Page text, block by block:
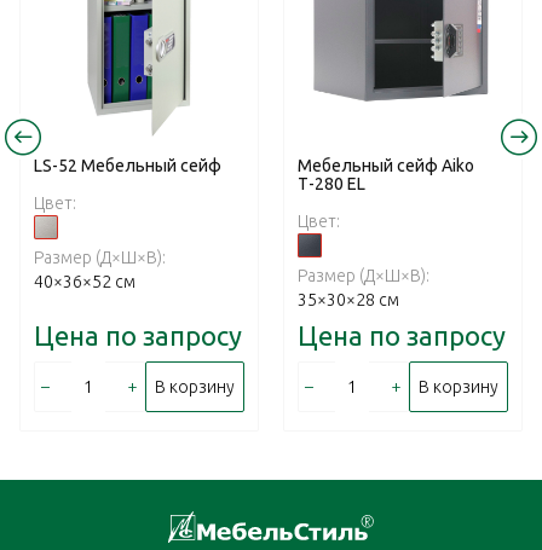
LS-52 Mебельный cейф
Цвет:
Размер (Д×Ш×В):
40×36×52 см
Цена по запросу
– + В корзину
Мебельный сейф Aiko
Т-280 EL
Цвет:
Размер (Д×Ш×В):
35×30×28 см
Цена по запросу
– + В корзину